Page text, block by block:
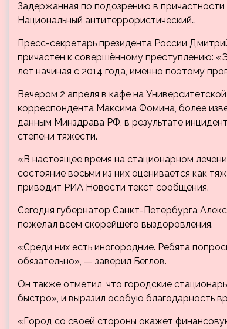
Задержанная по подозрению в
Национальный антитеррористический…
Пресс-секретарь президента России
причастен к совершённому преступлению:
лет начиная с 2014 года, именно поэтому
Вечером 2 апреля в кафе на
корреспондента Максима Фомина, более
данным Минздрава РФ, в результате
степени тяжести.
«В настоящее время на стационарном
состояние восьми из них оценивается как
приводит РИА Новости текст сообщения.
Сегодня губернатор Санкт-Петербурга
пожелал всем скорейшего выздоровления.
«Среди них есть иногородние. Ребята
обязательно», — заверил Беглов.
Он также отметил, что городские
быстро», и выразил особую благодарность
«Город со своей стороны окажет